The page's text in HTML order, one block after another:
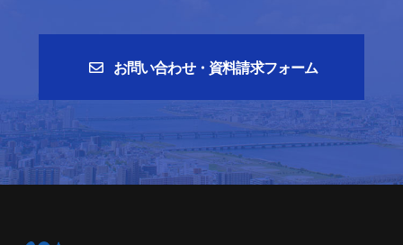
お問い合わせ・資料請求フォーム